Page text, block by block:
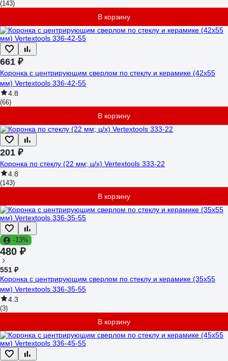
(143)
В корзину
661 ₽
Коронка с центрирующим сверлом по стеклу и керамике (42х55
мм) Vertextools 336-42-55
4.8
(66)
В корзину
201 ₽
Коронка по стеклу (22 мм; ц/х) Vertextools 333-22
4.8
(143)
В корзину
-13%
480 ₽
551 ₽
Коронка с центрирующим сверлом по стеклу и керамике (35х55
мм) Vertextools 336-35-55
4.3
(3)
В корзину